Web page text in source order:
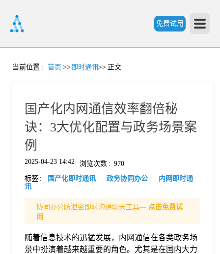
免费试用
首
价
格
当前位置 : 首页 >> 即时通讯>> 正文
国产化内网通信效率翻倍秘
诀：3大优化配置与政务场景案
例
2025-04-23 14:42 浏览次数 : 970
标签 : 国产化即时通讯 政务协同办公
内网即时通
讯
协同办公防泄密即时沟通聊天工具— 点击免费试
用
随着信息技术的迅猛发展，内网通信在各类政务场
景中扮演着越来越重要的角色。尤其是在国内大力